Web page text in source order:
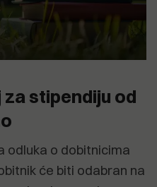
stipendiju od
odluka o dobitnicima
će biti odabran na